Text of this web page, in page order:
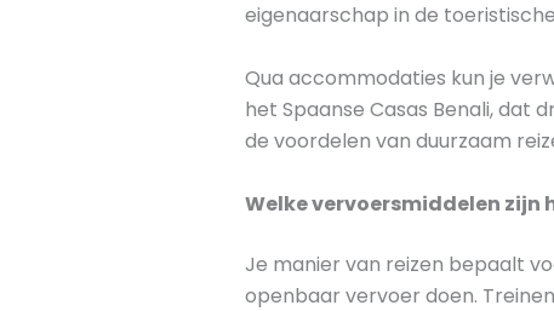
eigenaarschap in de
Qua accommodaties kun je
het Spaanse Casas Benali, dat
de voordelen van duurzaam
Welke vervoersmiddelen
Je manier van reizen bepaalt
openbaar vervoer doen.